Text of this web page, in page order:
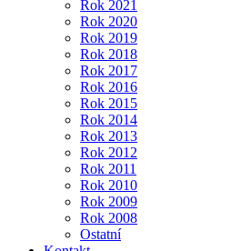
Rok 2021
Rok 2020
Rok 2019
Rok 2018
Rok 2017
Rok 2016
Rok 2015
Rok 2014
Rok 2013
Rok 2012
Rok 2011
Rok 2010
Rok 2009
Rok 2008
Ostatní